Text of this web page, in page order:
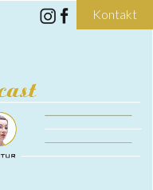
Kontakt